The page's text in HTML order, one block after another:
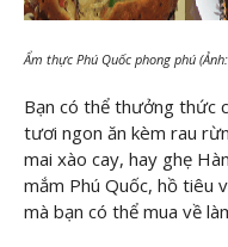
Ẩm thực Phú Quốc phong phú
Bạn có thể thưởng thức
tươi ngon ăn kèm rau
mai xào cay, hay ghẹ
mắm Phú Quốc, hồ tiêu
mà bạn có thể mua về